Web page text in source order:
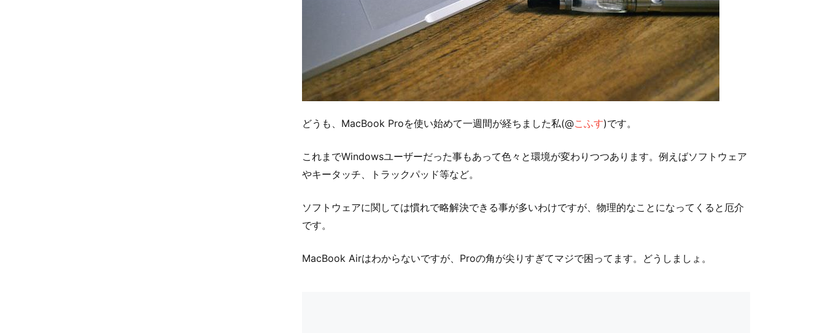
どうも、MacBook Proを使い始めて一週間が経ちました私(@こふす)です。
これまでWindowsユーザーだった事もあって色々と環境が変わりつつあります。例えばソフトウェア
やキータッチ、トラックパッド等など。
ソフトウェアに関しては慣れで略解決できる事が多いわけですが、物理的なことになってくると厄介
です。
MacBook Airはわからないですが、Proの角が尖りすぎてマジで困ってます。どうしましょ。